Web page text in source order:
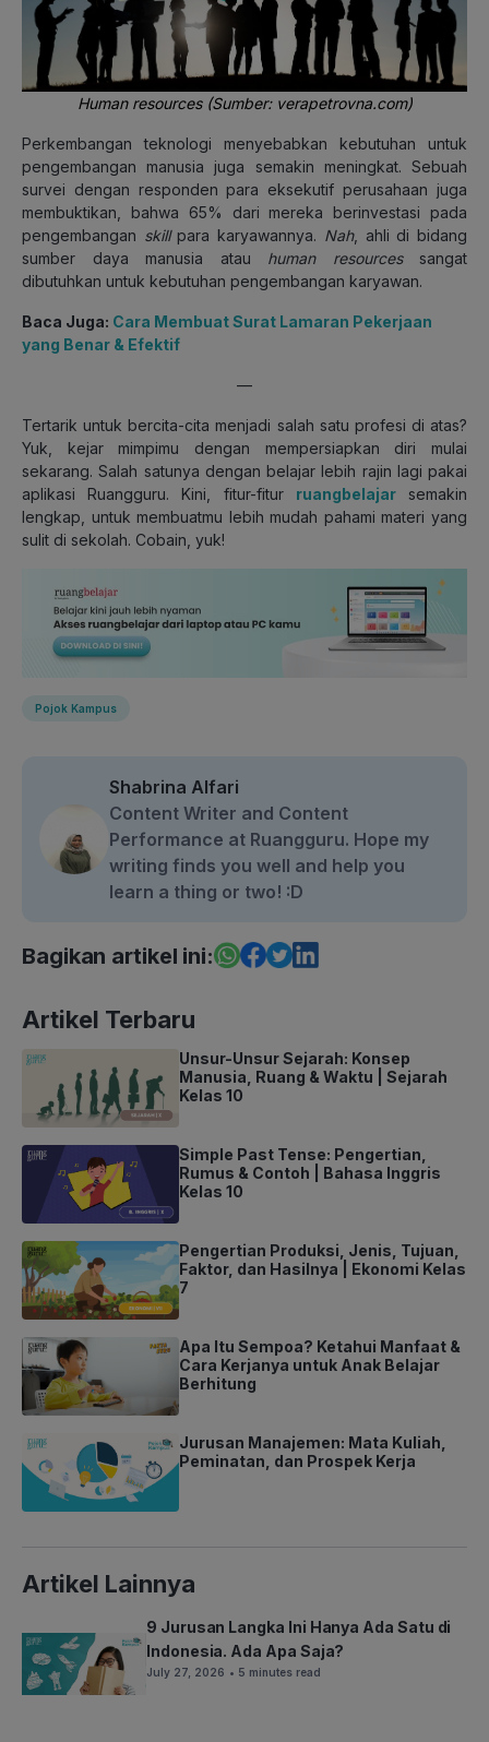
Human resources (Sumber: verapetrovna.com)
Perkembangan teknologi menyebabkan kebutuhan untuk
pengembangan manusia juga semakin meningkat. Sebuah
survei dengan responden para eksekutif perusahaan juga
membuktikan, bahwa 65% dari mereka berinvestasi pada
pengembangan skill para karyawannya. Nah, ahli di bidang
sumber daya manusia atau human resourcessangat
dibutuhkan untuk kebutuhan pengembangan karyawan.
Baca Juga: Cara Membuat Surat Lamaran Pekerjaan
yang Benar & Efektif
—
Tertarik untuk bercita-cita menjadi salah satu profesi di atas?
Yuk, kejar mimpimu dengan mempersiapkan diri mulai
sekarang. Salah satunya dengan belajar lebih rajin lagi pakai
aplikasi Ruangguru. Kini, fitur-fitur ruangbelajarsemakin
lengkap, untuk membuatmu lebih mudah pahami materi yang
sulit di sekolah. Cobain, yuk!
Pojok Kampus
Shabrina Alfari
Content Writer and Content
Performance at Ruangguru. Hope my
writing finds you well and help you
learn a thing or two! :D
Bagikan artikel ini:
Artikel Terbaru
Unsur-Unsur Sejarah: Konsep
Manusia, Ruang & Waktu | Sejarah
Kelas 10
Simple Past Tense: Pengertian,
Rumus & Contoh | Bahasa Inggris
Kelas 10
Pengertian Produksi, Jenis, Tujuan,
Faktor, dan Hasilnya | Ekonomi Kelas
7
Apa Itu Sempoa? Ketahui Manfaat &
Cara Kerjanya untuk Anak Belajar
Berhitung
Jurusan Manajemen: Mata Kuliah,
Peminatan, dan Prospek Kerja
Artikel Lainnya
9 Jurusan Langka Ini Hanya Ada Satu di
Indonesia. Ada Apa Saja?
July 27, 2026 • 5 minutes read